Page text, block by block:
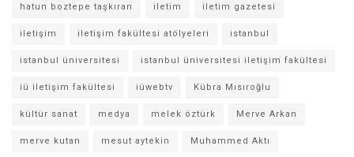
hatun boztepe taşkıran iletim iletim gazetesi
iletişim iletişim fakültesi atölyeleri istanbul
istanbul üniversitesi istanbul üniversitesi iletişim fakültesi
iü iletişim fakültesi iüwebtv Kübra Mısıroğlu
kültür sanat medya melek öztürk Merve Arkan
merve kutan mesut aytekin Muhammed Aktı